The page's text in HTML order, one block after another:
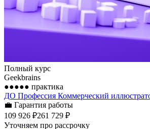
Полный курс
Geekbrains
●●●●● практика
ДО Профессия Коммерческий
💼 Гарантия работы
109 926 ₽261 729 ₽
Уточняем про рассрочку